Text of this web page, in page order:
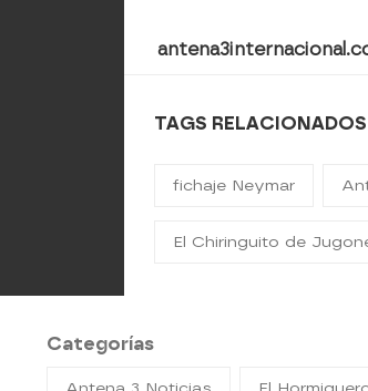
TAGS RELACIONADOS
fichaje Neymar
El Chiringuito de
Categorías